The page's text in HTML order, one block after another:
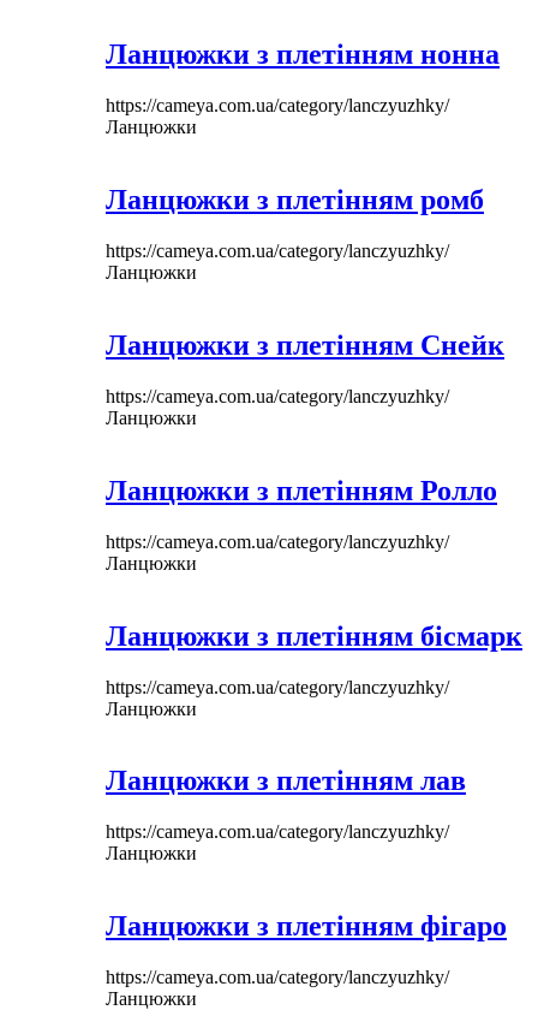
Ланцюжки з плетінням нонна
https://cameya.com.ua/category/lanczyuzhky/
Ланцюжки
Ланцюжки з плетінням ромб
https://cameya.com.ua/category/lanczyuzhky/
Ланцюжки
Ланцюжки з плетінням Снейк
https://cameya.com.ua/category/lanczyuzhky/
Ланцюжки
Ланцюжки з плетінням Ролло
https://cameya.com.ua/category/lanczyuzhky/
Ланцюжки
Ланцюжки з плетінням бісмарк
https://cameya.com.ua/category/lanczyuzhky/
Ланцюжки
Ланцюжки з плетінням лав
https://cameya.com.ua/category/lanczyuzhky/
Ланцюжки
Ланцюжки з плетінням фігаро
https://cameya.com.ua/category/lanczyuzhky/
Ланцюжки